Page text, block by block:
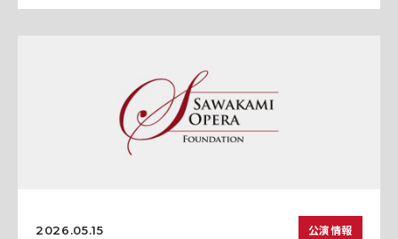
2026.05.15 公演情報